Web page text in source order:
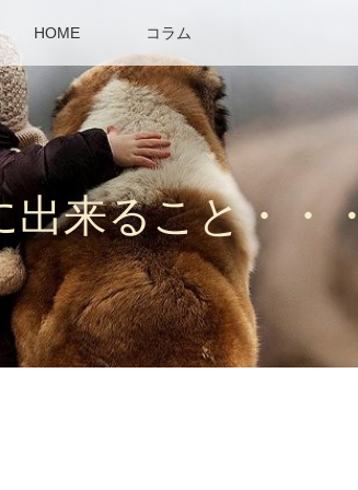
HOME コラム
出来ること・・